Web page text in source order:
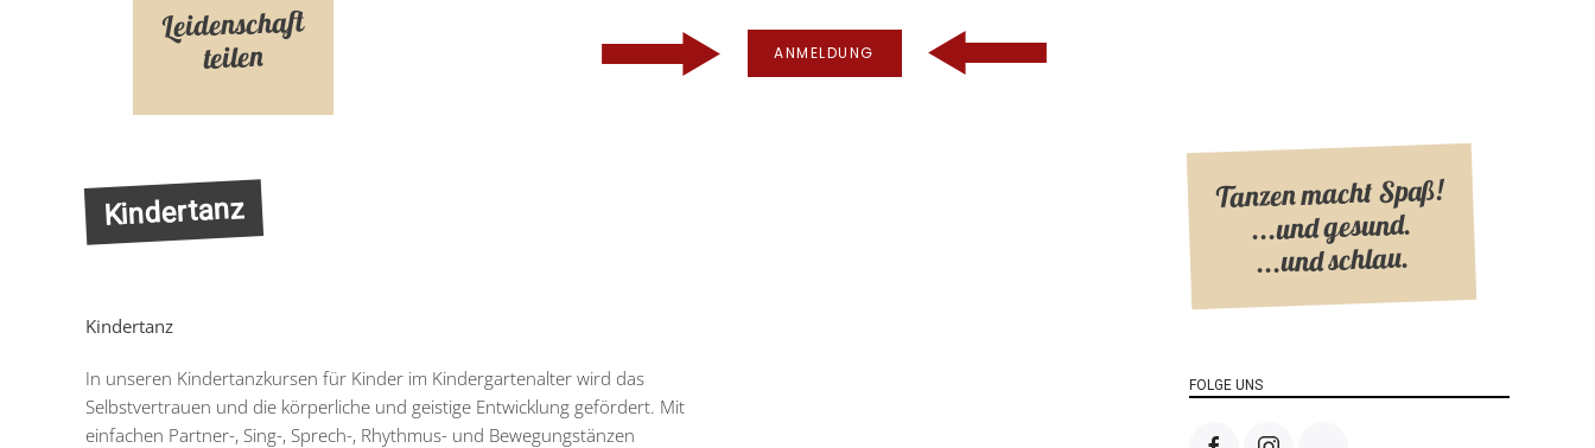
Leidenschaft
teilen ANMELDUNG
Kindertanz
Kindertanz
In unseren Kindertanzkursen für Kinder im Kindergartenalter wird das
Selbstvertrauen und die körperliche und geistige Entwicklung gefördert. Mit
einfachen Partner-, Sing-, Sprech-, Rhythmus- und Bewegungstänzen
Tanzen macht Spaß!
...und gesund.
...und schlau.
FOLGE UNS